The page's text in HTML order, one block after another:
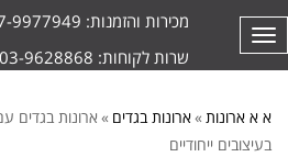
מכירות והזמנות: 077-9977949
שרות לקוחות: 03-9628868
תפריט
א א ארונות»ארונות בגדים » ארונות בגדים
בעיצובים ייחודיים